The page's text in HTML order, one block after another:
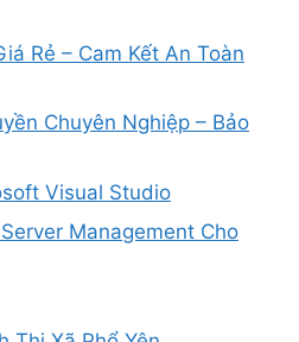
Rẻ – Cam Kết An Toàn
Chuyên Nghiệp – Bảo
Visual Studio
Management Cho